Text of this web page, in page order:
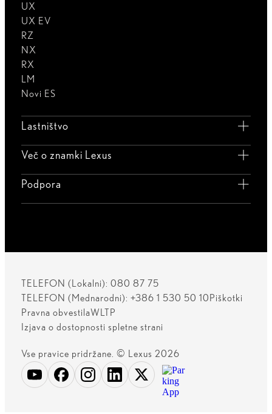
UX
UX EV
RZ
NX
RX
LM
Novi ES
Lastništvo
Več o znamki Lexus
Podpora
TELEFON (Lokalni): 080 87 75
TELEFON (Mednarodni): +386 1 530 50 10 Piškotki
Pravna obvestilaWLTP
Izjava o dostopnosti spletne strani
Vse pravice pridržane. © Lexus 2026